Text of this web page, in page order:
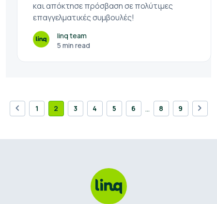
και απόκτησε πρόσβαση σε πολύτιμες
επαγγελματικές συμβουλές!
linq team
5 min read
1 2 3 4 5 6 … 8 9